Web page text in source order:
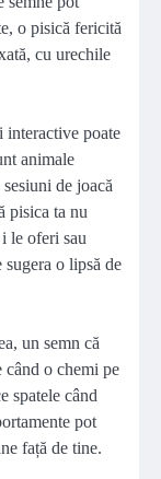
o pisică fericită
cu urechile
interactive poate
animale
de joacă
pisica ta nu
le oferi sau
sugera o lipsă de
un semn că
când o chemi pe
spatele când
pot
față de tine.